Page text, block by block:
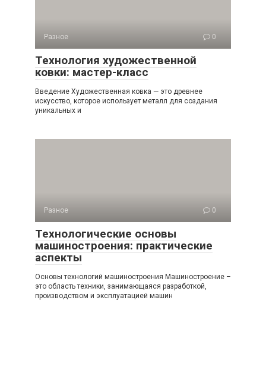
Разное 0
Технология художественной
ковки: мастер-класс
Введение Художественная ковка — это древнее
искусство, которое использует металл для создания
уникальных и
Разное 0
Технологические основы
машиностроения: практические
аспекты
Основы технологий машиностроения Машиностроение –
это область техники, занимающаяся разработкой,
производством и эксплуатацией машин